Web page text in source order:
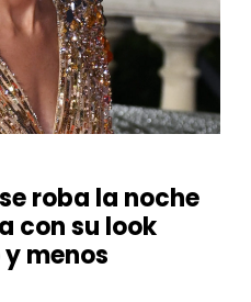
roba la noche
con su look
menos